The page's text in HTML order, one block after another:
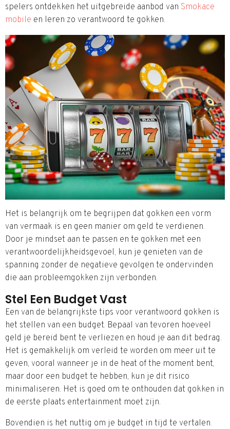
spelers ontdekken het uitgebreide aanbod van Smokace
mobile en leren zo verantwoord te gokken.
Het is belangrijk om te begrijpen dat gokken een vorm
van vermaak is en geen manier om geld te verdienen.
Door je mindset aan te passen en te gokken met een
verantwoordelijkheidsgevoel, kun je genieten van de
spanning zonder de negatieve gevolgen te ondervinden
die aan probleemgokken zijn verbonden.
Stel Een Budget Vast
Een van de belangrijkste tips voor verantwoord gokken is
het stellen van een budget. Bepaal van tevoren hoeveel
geld je bereid bent te verliezen en houd je aan dit bedrag.
Het is gemakkelijk om verleid te worden om meer uit te
geven, vooral wanneer je in de heat of the moment bent,
maar door een budget te hebben, kun je dit risico
minimaliseren. Het is goed om te onthouden dat gokken in
de eerste plaats entertainment moet zijn.
Bovendien is het nuttig om je budget in tijd te vertalen.